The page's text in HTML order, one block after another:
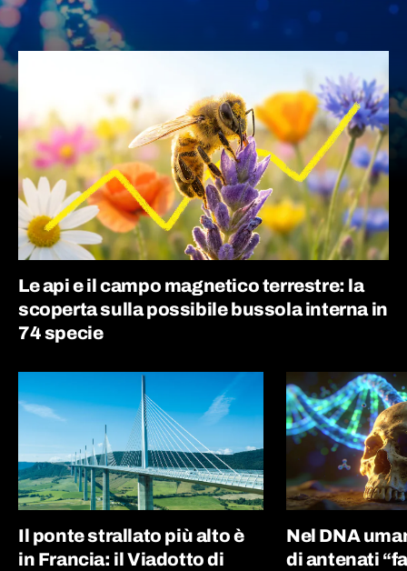
Le api e il campo magnetico terrestre: la
scoperta sulla possibile bussola interna in
74 specie
Il ponte strallato più alto è
in Francia: il Viadotto di
Nel DNA
di antenati